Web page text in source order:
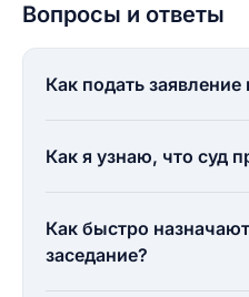
Вопросы и ответы
Как подать
Как я узнаю, что суд
Как быстро
заседание?